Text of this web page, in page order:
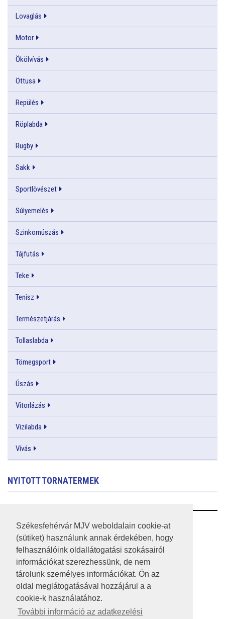
Székesfehérvár MJV weboldalain cookie-at
(sütiket) használunk annak érdekében, hogy
felhasználóink oldallátogatási szokásairól
információkat szerezhessünk, de nem
tárolunk személyes információkat. Ön az
oldal meglátogatásával hozzájárul a a
cookie-k használatához.
További információ az adatkezelési
Lovaglás
Motor
Ökölvívás
Öttusa
Repülés
Röplabda
Rugby
Sakk
Sportlövészet
Súlyemelés
Szinkornúszás
Tájfutás
Teke
Tenisz
Természetjárás
Tollaslabda
Tömegsport
Úszás
Vitorlázás
Vizilabda
Vívás
NYITOTT TORNATERMEK
RSS
A HONLAP 2017.03.31-I ÁLLAPOTA
JOGI NYILATKOZAT
IMPRESSZUM